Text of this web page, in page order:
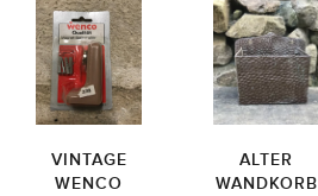
VINTAGE
WENCO
ALTER
WANDKORB